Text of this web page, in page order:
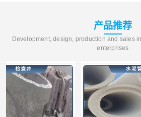
产品推荐
Development, design, production and sales
enterprises